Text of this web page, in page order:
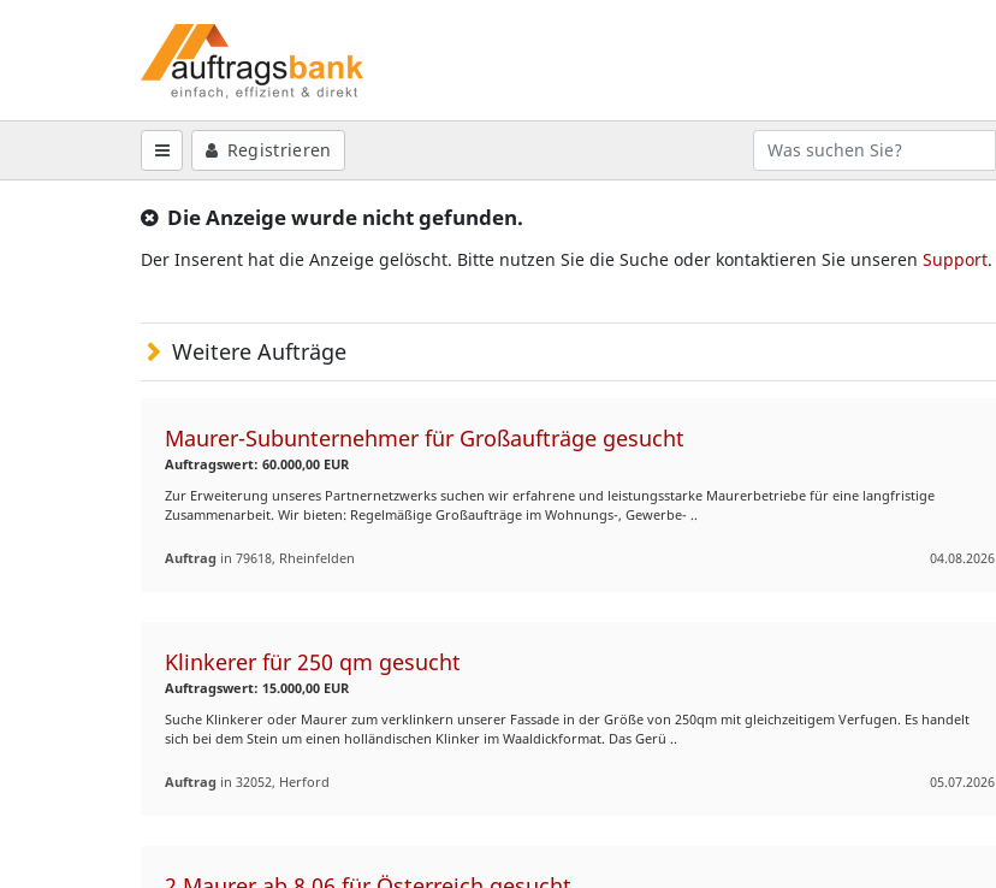
Registrieren
Die Anzeige wurde nicht gefunden.
Der Inserent hat die Anzeige gelöscht. Bitte nutzen Sie die Suche oder kontaktieren Sie unseren Support.
Weitere Aufträge
Maurer-Subunternehmer für Großaufträge gesucht
Auftragswert: 60.000,00 EUR
Zur Erweiterung unseres Partnernetzwerks suchen wir erfahrene und leistungsstarke Maurerbetriebe für eine langfristige
Zusammenarbeit. Wir bieten: Regelmäßige Großaufträge im Wohnungs-, Gewerbe- ..
Auftrag in 79618, Rheinfelden 04.08.2026
Klinkerer für 250 qm gesucht
Auftragswert: 15.000,00 EUR
Suche Klinkerer oder Maurer zum verklinkern unserer Fassade in der Größe von 250qm mit gleichzeitigem Verfugen. Es handelt
sich bei dem Stein um einen holländischen Klinker im Waaldickformat. Das Gerü ..
Auftrag in 32052, Herford 05.07.2026